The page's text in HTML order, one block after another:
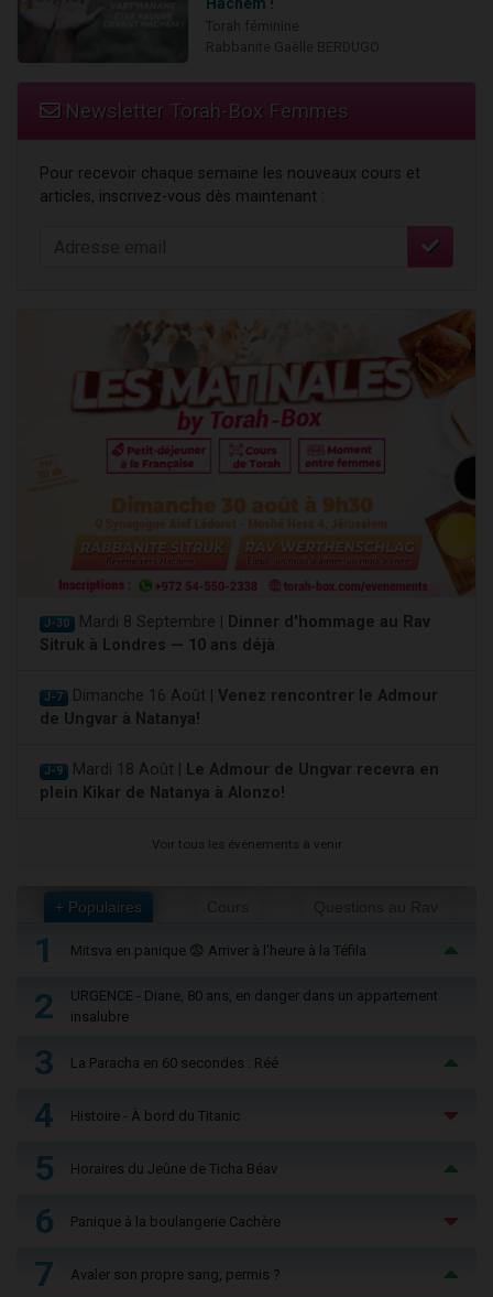
Newsletter Torah-Box Femmes
Pour recevoir chaque semaine les nouveaux cours et
articles, inscrivez-vous dès maintenant :
J-30 Mardi 8 Septembre | Dinner d'hommage au Rav
Sitruk à Londres — 10 ans déjà
J-7 Dimanche 16 Août | Venez rencontrer le Admour
de Ungvar à Natanya!
J-9 Mardi 18 Août | Le Admour de Ungvar recevra en
plein Kikar de Natanya à Alonzo!
Voir tous les événements à venir
+ Populaires
1 Mitsva en panique 😨 Arriver à l'heure à la Téfila
2
URGENCE - Diane, 80 ans, en danger dans un appartement
insalubre
3 La Paracha en 60 secondes : Réé
4 Histoire - À bord du Titanic
5 Horaires du Jeûne de Ticha Béav
6 Panique à la boulangerie Cachère
7 Avaler son propre sang, permis ?